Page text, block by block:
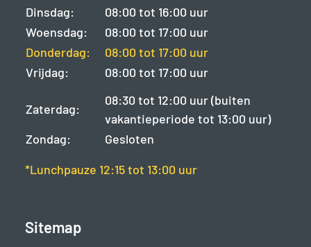
Dinsdag:
08:00 tot 16:00 uur
Woensdag:
08:00 tot 17:00 uur
Donderdag:
08:00 tot 17:00 uur
Vrijdag:
08:00 tot 17:00 uur
Zaterdag:
08:30 tot 12:00 uur (buiten
vakantieperiode tot 13:00 uur)
Zondag:
Gesloten
*Lunchpauze 12:15 tot 13:00 uur
Sitemap